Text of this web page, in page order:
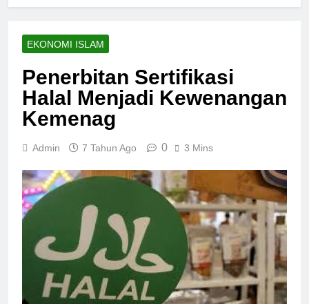
EKONOMI ISLAM
Penerbitan Sertifikasi
Halal Menjadi Kewenangan
Kemenag
Admin 7 Tahun Ago 0 3 Mins